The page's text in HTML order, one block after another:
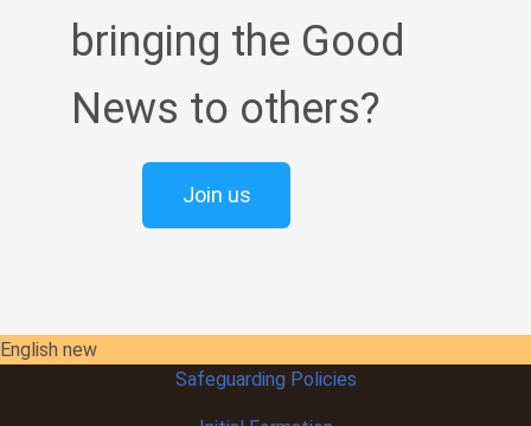
bringing the Good
News to others?
Join us
English new
Safeguarding Policies